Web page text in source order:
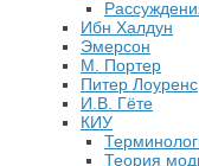
Ибн Халдун
Эмерсон
М. Портер
Питер Лоуренс
И.В. Гёте
КИУ
Теория